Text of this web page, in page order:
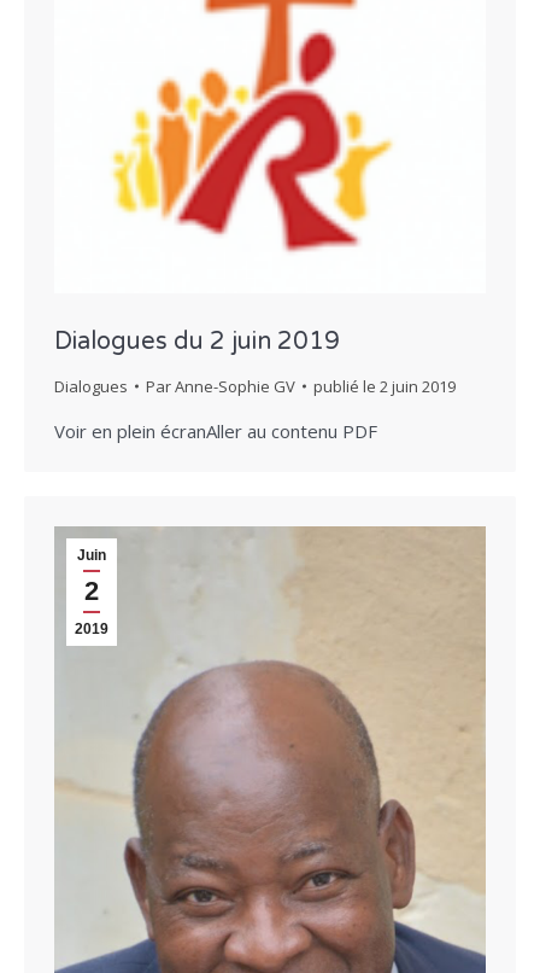
Dialogues du 2 juin 2019
Dialogues ParAnne-Sophie GV publié le 2 juin 2019
Voir en plein écranAller au contenu PDF
Juin
2
2019